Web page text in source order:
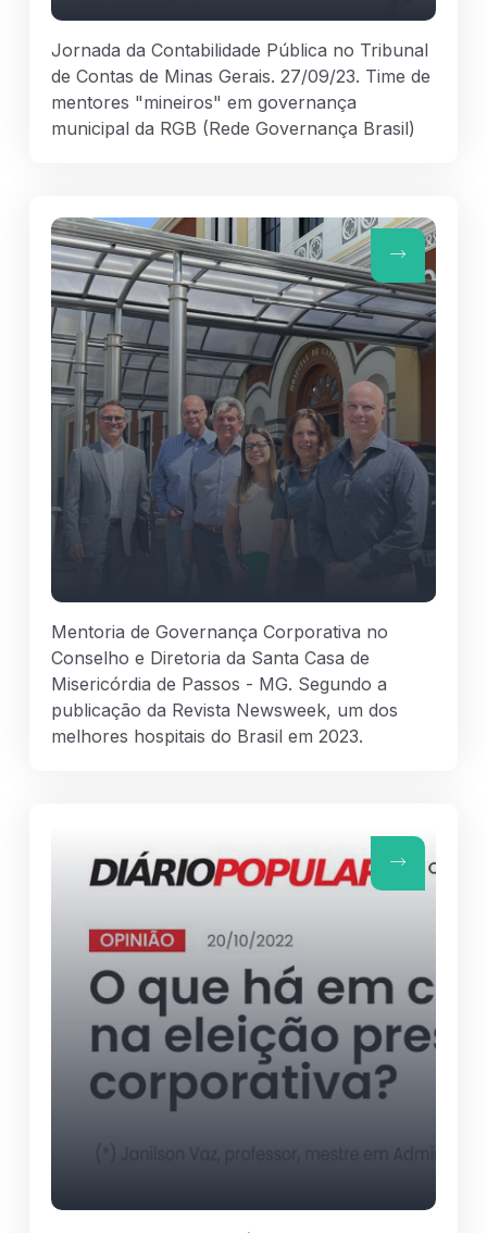
Jornada da Contabilidade Pública no Tribunal
de Contas de Minas Gerais. 27/09/23. Time de
mentores "mineiros" em governança
municipal da RGB (Rede Governança Brasil)
Mentoria de Governança Corporativa no
Conselho e Diretoria da Santa Casa de
Misericórdia de Passos - MG. Segundo a
publicação da Revista Newsweek, um dos
melhores hospitais do Brasil em 2023.